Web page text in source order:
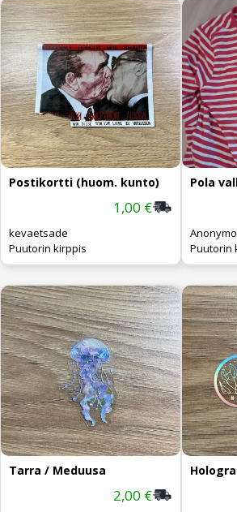
Postikortti (huom. kunto)
1,00 €
kevaetsade
Puutorin kirppis
Pola
Puutorin
Tarra / Meduusa
2,00 €